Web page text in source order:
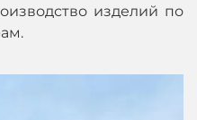
изделий по